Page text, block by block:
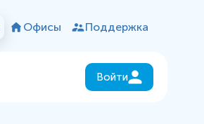
Офисы Поддержка
Войти